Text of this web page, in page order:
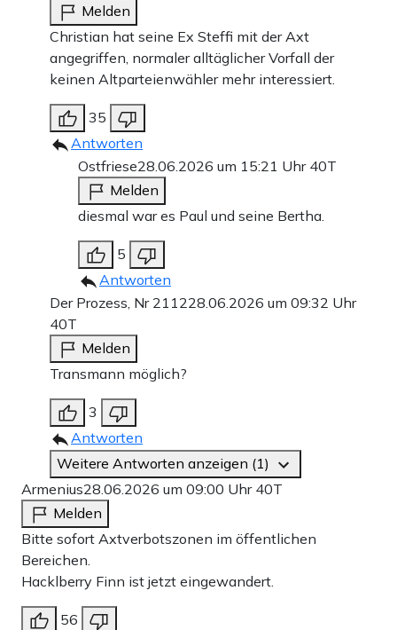
Melden
Christian hat seine Ex Steffi mit der Axt
angegriffen, normaler alltäglicher Vorfall der
keinen Altparteienwähler mehr interessiert.
35
Antworten
Ostfriese28.06.2026 um 15:21 Uhr 40T
Melden
diesmal war es Paul und seine Bertha.
5
Antworten
Der Prozess, Nr 211228.06.2026 um 09:32 Uhr
40T
Melden
Transmann möglich?
3
Antworten
Weitere Antworten anzeigen (1)
Armenius28.06.2026 um 09:00 Uhr 40T
Melden
Bitte sofort Axtverbotszonen im öffentlichen
Bereichen.
Hacklberry Finn ist jetzt eingewandert.
56